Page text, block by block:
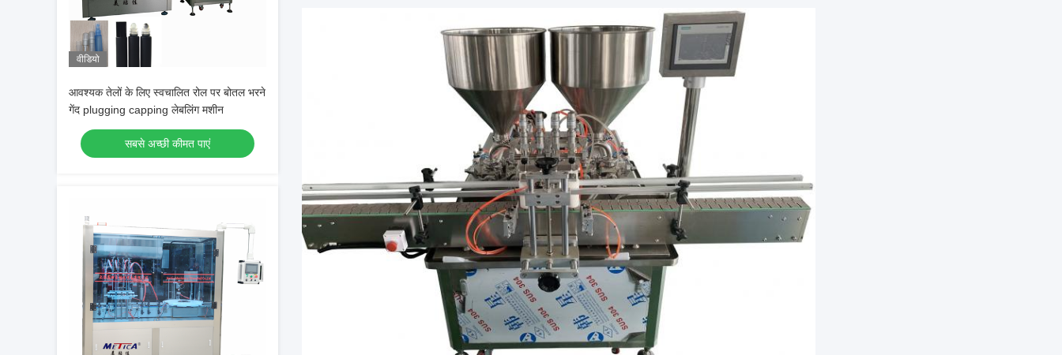
वीडियो
आवश्यक तेलों के लिए स्वचालित रोल पर बोतल भरने
गेंद plugging capping लेबलिंग मशीन
सबसे अच्छी कीमत पाएं